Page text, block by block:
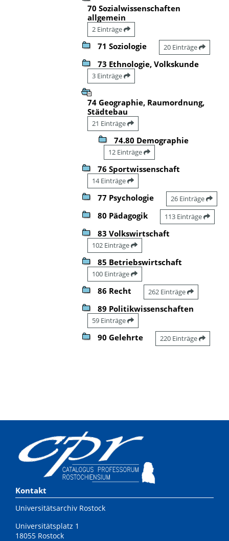
70 Sozialwissenschaften
allgemein
2 Einträge
71 Soziologie 20 Einträge
73 Ethnologie, Volkskunde
3 Einträge
74 Geographie, Raumordnung,
Städtebau
21 Einträge
74.80 Demographie
12 Einträge
76 Sportwissenschaft
14 Einträge
77 Psychologie 26 Einträge
80 Pädagogik 113 Einträge
83 Volkswirtschaft
102 Einträge
85 Betriebswirtschaft
100 Einträge
86 Recht 262 Einträge
89 Politikwissenschaften
59 Einträge
90 Gelehrte 220 Einträge
Kontakt
Universitätsarchiv Rostock
Universitätsplatz 1
18055 Rostock